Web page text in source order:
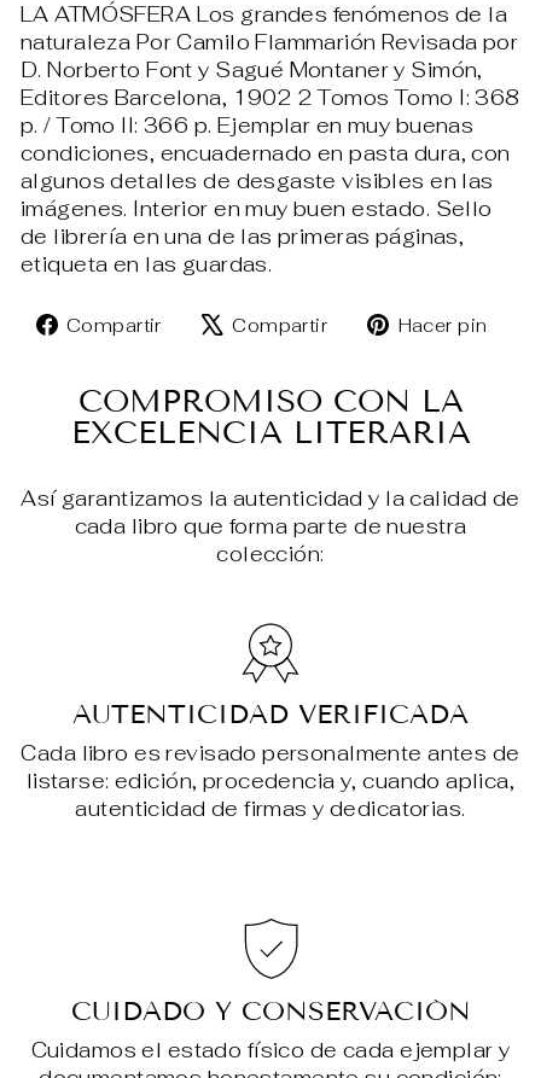
LA ATMÓSFERA Los grandes fenómenos de la
naturaleza Por Camilo Flammarión Revisada por
D. Norberto Font y Sagué Montaner y Simón,
Editores Barcelona, 1902 2 Tomos Tomo I: 368
p. / Tomo II: 366 p. Ejemplar en muy buenas
condiciones, encuadernado en pasta dura, con
algunos detalles de desgaste visibles en las
imágenes. Interior en muy buen estado. Sello
de librería en una de las primeras páginas,
etiqueta en las guardas.
Compartir
Compartir
Compartir
TuitearHacer pin
COMPROMISO CON LA
EXCELENCIA LITERARIA
Así garantizamos la autenticidad y la calidad de
cada libro que forma parte de nuestra
colección:
AUTENTICIDAD VERIFICADA
Cada libro es revisado personalmente antes de
listarse: edición, procedencia y, cuando aplica,
autenticidad de firmas y dedicatorias.
CUIDADO Y CONSERVACIÓN
Cuidamos el estado físico de cada ejemplar y